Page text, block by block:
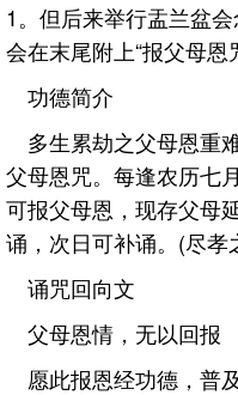
1。但后来举行盂兰盆
会在末尾附上“报父母恩
功德简介
多生累劫之父母恩重
父母恩咒。每逢农历七
可报父母恩，现存父母
诵，次日可补诵。(尽
诵咒回向文
父母恩情，无以回报
愿此报恩经功德，普